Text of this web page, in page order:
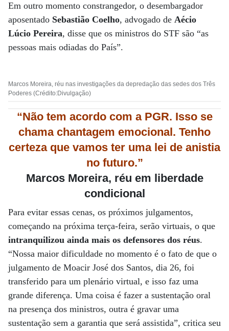
Em outro momento constrangedor, o desembargador
aposentado Sebastião Coelho, advogado de Aécio
Lúcio Pereira, disse que os ministros do STF são “as
pessoas mais odiadas do País”.
Marcos Moreira, réu nas investigações da depredação das sedes dos Três
Poderes (Crédito:Divulgação)
“Não tem acordo com a PGR. Isso se
chama chantagem emocional. Tenho
certeza que vamos ter uma lei de anistia
no futuro.”
Marcos Moreira, réu em liberdade
condicional
Para evitar essas cenas, os próximos julgamentos,
começando na próxima terça-feira, serão virtuais, o que
intranquilizou ainda mais os defensores dos réus.
“Nossa maior dificuldade no momento é o fato de que o
julgamento de Moacir José dos Santos, dia 26, foi
transferido para um plenário virtual, e isso faz uma
grande diferença. Uma coisa é fazer a sustentação oral
na presença dos ministros, outra é gravar uma
sustentação sem a garantia que será assistida”, critica seu